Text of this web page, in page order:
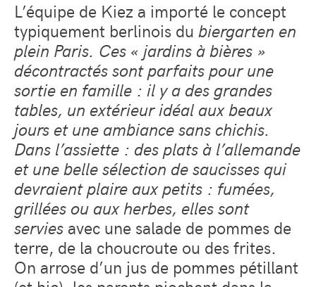
L’équipe de Kiez a importé le concept
typiquement berlinois du biergarten en
plein Paris. Ces « jardins à bières »
décontractés sont parfaits pour une
sortie en famille : il y a des grandes
tables, un extérieur idéal aux beaux
jours et une ambiance sans chichis.
Dans l’assiette : des plats à l’allemande
et une belle sélection de saucisses qui
devraient plaire aux petits : fumées,
grillées ou aux herbes, elles sont
servies avec une salade de pommes de
terre, de la choucroute ou des frites.
On arrose d’un jus de pommes pétillant